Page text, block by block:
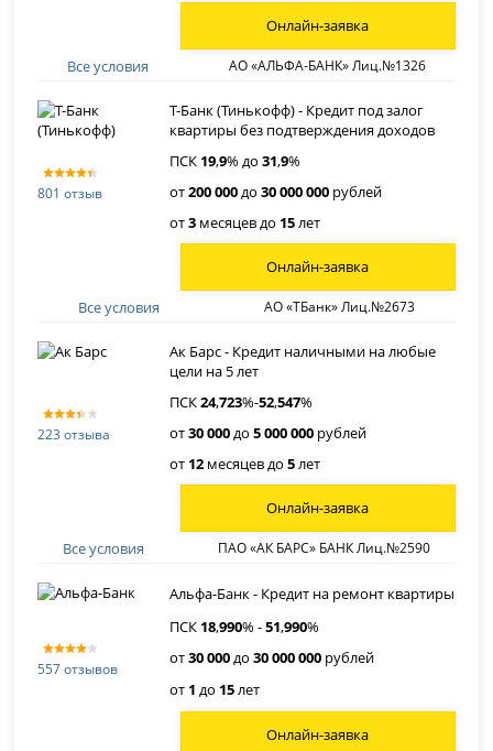
Все условия АО «АЛЬФА-БАНК» Лиц.№1326
Онлайн-заявка
801 отзыв
Т-Банк (Тинькофф) - Кредит под залог
квартиры без подтверждения доходов
ПСК 19,9% до31,9%
от200 000до30 000 000 рублей
от3 месяцев до 15лет
Все условия АО «ТБанк» Лиц.№2673
Онлайн-заявка
223 отзыва
Ак Барс - Кредит наличными на любые
цели на 5 лет
ПСК24,723%-52,547%
от30 000до5 000 000 рублей
от 12 месяцев до5лет
Все условия ПАО «АК БАРС» БАНК Лиц.№2590
Онлайн-заявка
557 отзывов
Альфа-Банк - Кредит на ремонт квартиры
ПСК 18,990% -51,990%
от30 000до30 000 000 рублей
от 1 до 15лет
Онлайн-заявка